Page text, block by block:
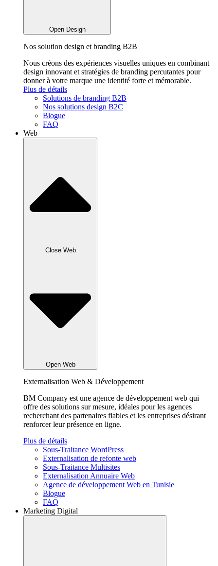
Open Design
Nos solution design et branding B2B
Nous créons des expériences visuelles uniques en combinant
design innovant et stratégies de branding percutantes pour
donner à votre marque une identité forte et mémorable.
Plus de détails
Solutions de branding B2B
Nos solutions design B2C
Blogue
FAQ
Web
Close Web
Open Web
Externalisation Web & Développement
BM Company est une agence de développement web qui
offre des solutions sur mesure, idéales pour les agences
recherchant des partenaires fiables et les entreprises désirant
renforcer leur présence en ligne.
Plus de détails
Sous-Traitance WordPress
Externalisation de refonte web
Sous-Traitance Multisites
Externalisation Annuaire Web
Agence de développement Web en Tunisie
Blogue
FAQ
Marketing Digital